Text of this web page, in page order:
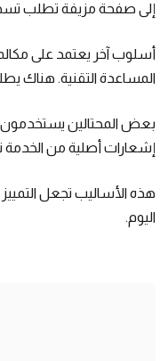
إلى صفحة مزيفة تطلب
أسلوب آخر يعتمد على
المساعدة التقنية. هناك
بعض المحتالين يستخدمون
إشعارات أصلية من الخدمة
هذه الأساليب تجعل
اليوم.